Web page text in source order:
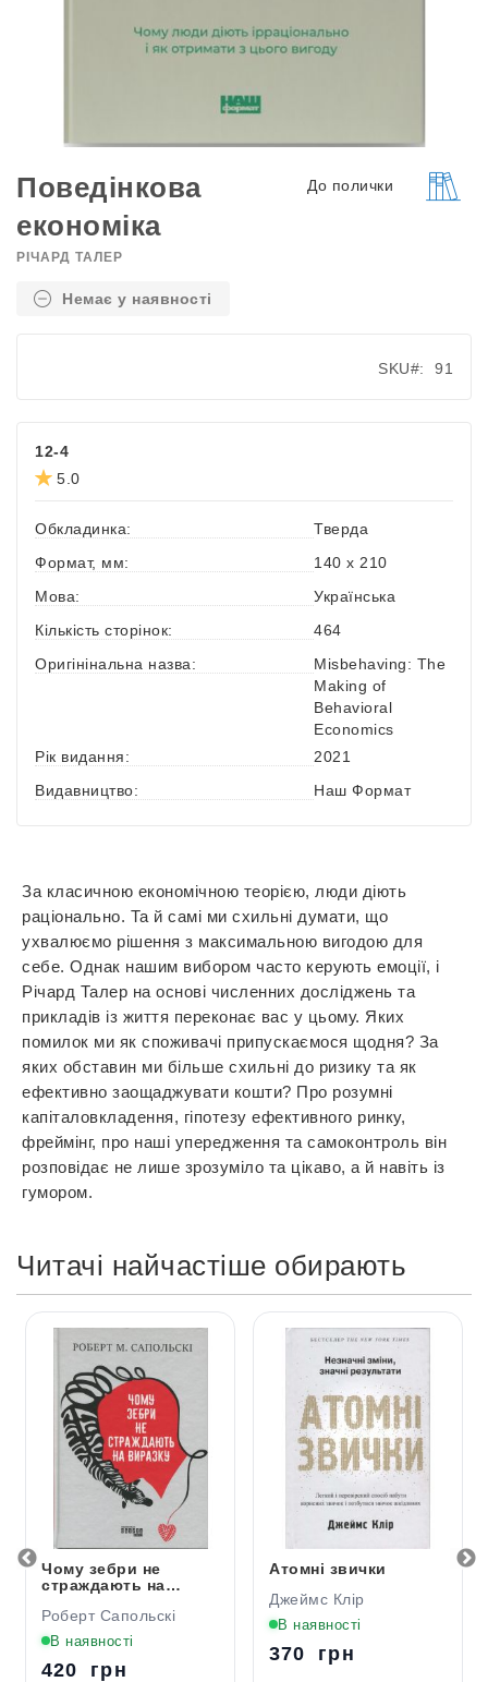
до
початку
галереї
До полички
Поведінкова
економіка
РІЧАРД ТАЛЕР
Немає у наявності
SKU 91
12-4
5.0
Обкладинка:
Тверда
Формат, мм:
140 х 210
Мова:
Українська
Кількість сторінок:
464
Оригінінальна назва:
Misbehaving: The
Making of
Behavioral
Economics
Рік видання:
2021
Видавництво:
Наш Формат
За класичною економічною теорією, люди діють
раціонально. Та й самі ми схильні думати, що
ухвалюємо рішення з максимальною вигодою для
себе. Однак нашим вибором часто керують емоції, і
Річард Талер на основі численних досліджень та
прикладів із життя переконає вас у цьому. Яких
помилок ми як споживачі припускаємося щодня? За
яких обставин ми більше схильні до ризику та як
ефективно заощаджувати кошти? Про розумні
капіталовкладення, гіпотезу ефективного ринку,
фреймінг, про наші упередження та самоконтроль він
розповідає не лише зрозуміло та цікаво, а й навіть із
гумором.
Читачі найчастіше обирають
Чому зебри не
страждають на
Роберт Сапольскі
В наявності
420 грн
Атомні звички
Джеймс Клір
В наявності
370 грн